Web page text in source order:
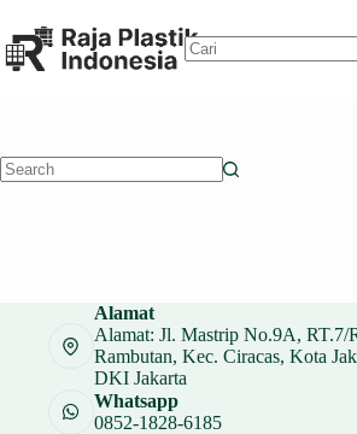
to
content
Alamat
Alamat: Jl. Mastrip No.9A, RT.7/
Rambutan, Kec. Ciracas, Kota
DKI Jakarta
Whatsapp
0852-1828-6185